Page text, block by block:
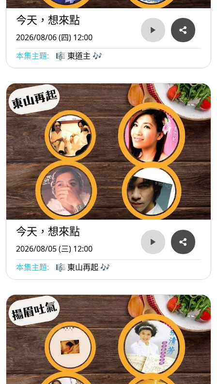
今天，想來點
2026/08/06 (四) 12:00
本集主題:
🎼 東道主 🎶
今天，想來點
2026/08/05 (三) 12:00
本集主題:
🎼 東山再起 🎶